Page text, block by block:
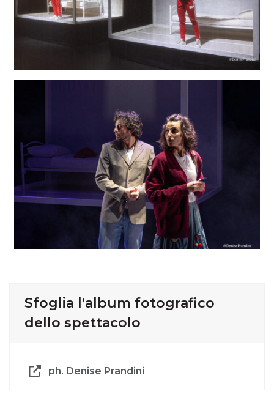
Sfoglia l'album fotografico
dello spettacolo
ph. Denise Prandini